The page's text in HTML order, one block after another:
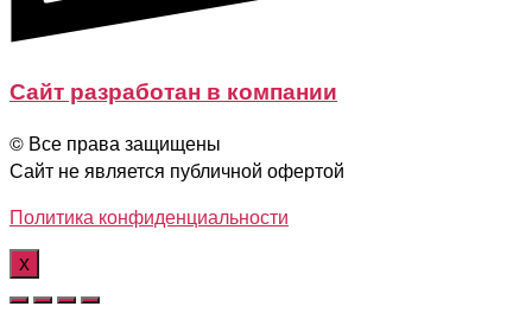
Сайт разработан в компании
© Все права защищены
Сайт не является публичной офертой
Политика конфиденциальности
X